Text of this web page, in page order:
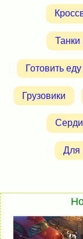
Танки
Готовить еду
Грузовики
Для